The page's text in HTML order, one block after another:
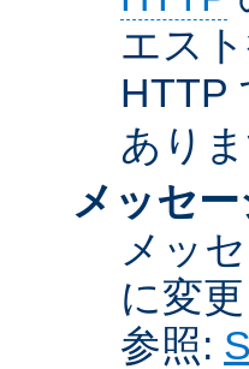
エス
HTTP
ありま
メッセ
メッ
に変
参照: